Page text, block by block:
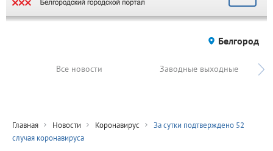
Белгород
Все новости Заводные выходные
Главная Новости Коронавирус
За сутки подтверждено 52
случая коронавируса